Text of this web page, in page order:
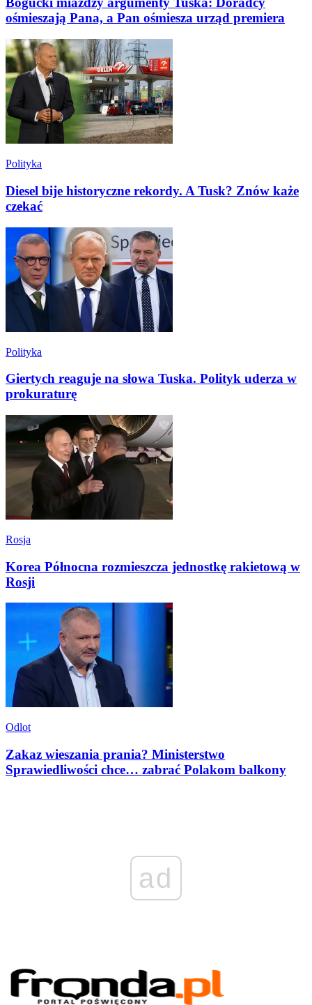
ośmieszają Pana, a Pan ośmiesza urząd premiera
Polityka
Diesel bije historyczne rekordy. A Tusk? Znów każe
czekać
Polityka
Giertych reaguje na słowa Tuska. Polityk uderza w
prokuraturę
Rosja
Korea Północna rozmieszcza jednostkę rakietową w
Rosji
Odlot
Zakaz wieszania prania? Ministerstwo
Sprawiedliwości chce… zabrać Polakom balkony
ad